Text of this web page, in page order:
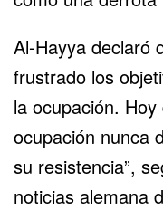
Al-Hayya declaró
frustrado los
la ocupación.
ocupación nunca
su resistencia”,
noticias alemana